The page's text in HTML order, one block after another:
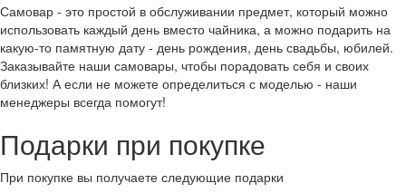
Самовар - это простой в обслуживании предмет, который можно
использовать каждый день вместо чайника, а можно подарить на
какую-то памятную дату - день рождения, день свадьбы, юбилей.
Заказывайте наши самовары, чтобы порадовать себя и своих
близких! А если не можете определиться с моделью - наши
менеджеры всегда помогут!
Подарки при покупке
При покупке вы получаете следующие подарки